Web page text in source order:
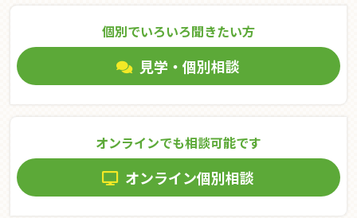
個別でいろいろ聞きたい⽅
見学・個別相談
オンラインでも相談可能です
オンライン個別相談